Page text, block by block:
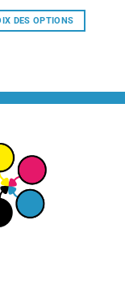
DES OPTIONS
plusieurs
variations.
peuvent
être
choisies
sur